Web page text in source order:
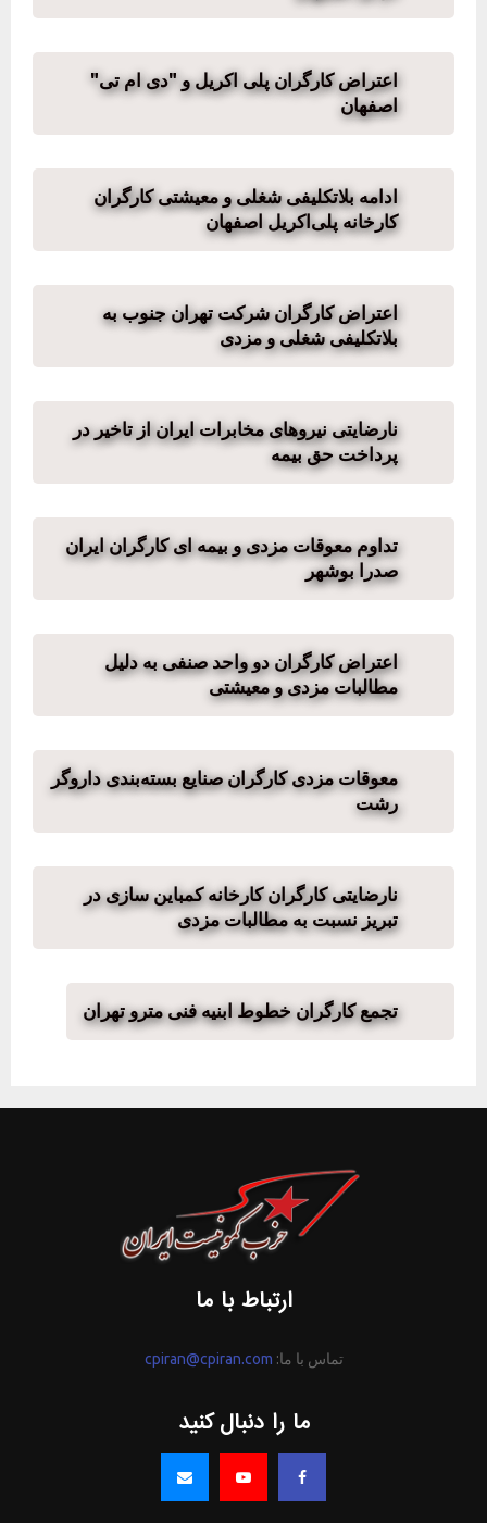
اعتراض کارگران پلی اکریل و "دی ام تی"
اصفهان
ادامه بلاتکلیفی شغلی و معیشتی کارگران
کارخانه پلی‌اکریل اصفهان
اعتراض کارگران شرکت تهران جنوب به
بلاتکلیفی شغلی و مزدی
نارضایتی نیروهای مخابرات ایران از تاخیر در
پرداخت حق بیمه
تداوم معوقات مزدی و بیمه ای کارگران ایران
صدرا بوشهر
اعتراض کارگران دو واحد صنفی به دلیل
مطالبات مزدی و معیشتی
معوقات مزدی کارگران صنایع بسته‌بندی داروگر
رشت
نارضایتی کارگران کارخانه کمباین سازی در
تبریز نسبت به مطالبات مزدی
تجمع کارگران خطوط ابنیه فنی مترو تهران
ارتباط با ما
تماس با ما: cpiran@cpiran.com
ما را دنبال کنید